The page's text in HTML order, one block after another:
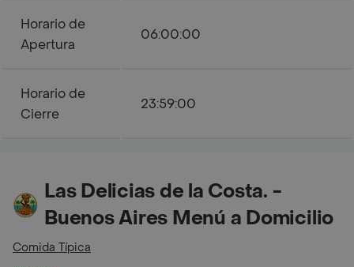
Horario de
Apertura
06:00:00
Horario de
Cierre
23:59:00
Las Delicias de la Costa. -
Buenos Aires Menú a Domicilio
Comida Típica